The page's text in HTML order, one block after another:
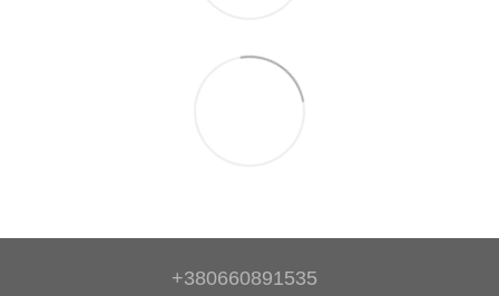
+380660891535